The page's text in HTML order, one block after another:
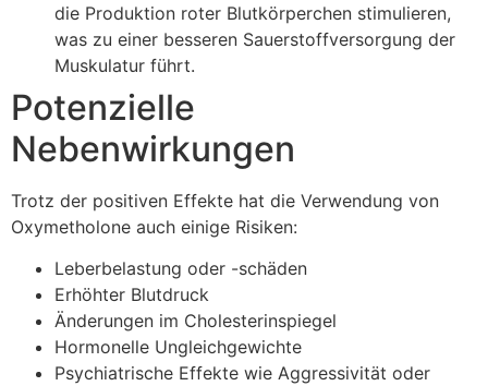
die Produktion roter Blutkörperchen stimulieren,
was zu einer besseren Sauerstoffversorgung der
Muskulatur führt.
Potenzielle
Nebenwirkungen
Trotz der positiven Effekte hat die Verwendung von
Oxymetholone auch einige Risiken:
Leberbelastung oder -schäden
Erhöhter Blutdruck
Änderungen im Cholesterinspiegel
Hormonelle Ungleichgewichte
Psychiatrische Effekte wie Aggressivität oder